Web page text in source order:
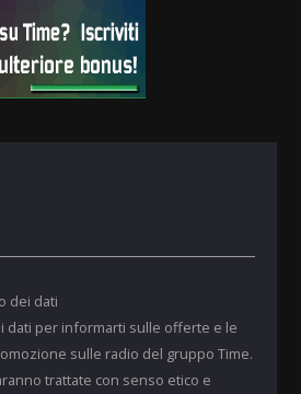
dei dati
dati per informarti sulle offerte e le
sulle radio del gruppo Time.
trattate con senso etico e